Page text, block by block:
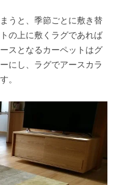
うと、季節ごとに敷き替
の上に敷くラグであれば
スとなるカーペットはグ
にし、ラグでアースカラ
。